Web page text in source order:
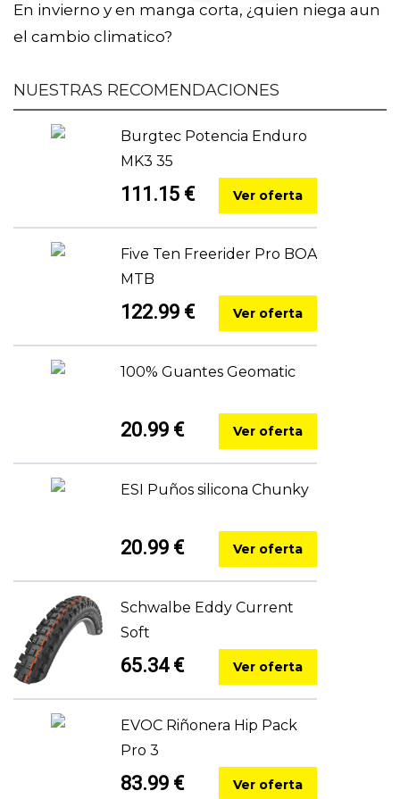
En invierno y en manga corta, ¿quien niega aun
el cambio climatico?
NUESTRAS RECOMENDACIONES
Burgtec Potencia Enduro
MK3 35
111.15 € Ver oferta
Five Ten Freerider Pro BOA
MTB
122.99 € Ver oferta
100% Guantes Geomatic
20.99 € Ver oferta
ESI Puños silicona Chunky
20.99 € Ver oferta
Schwalbe Eddy Current
Soft
65.34 € Ver oferta
EVOC Riñonera Hip Pack
Pro 3
83.99 € Ver oferta